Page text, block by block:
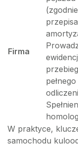
Firma
pełnego
W praktyce,
samochodu